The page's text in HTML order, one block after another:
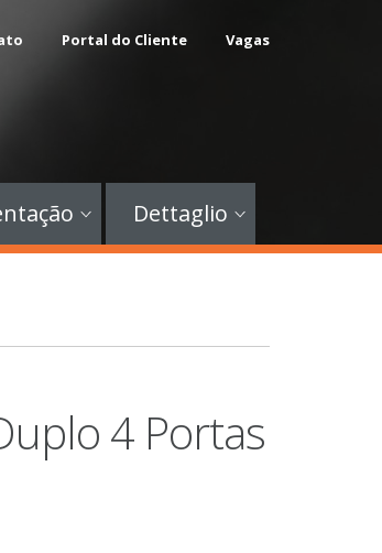
Portal do Cliente Vagas
Dettaglio
4 Portas